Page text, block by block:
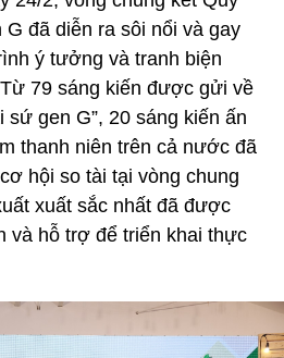
đã diễn ra sôi nổi và gay
ý tưởng và tranh biện
79 sáng kiến được gửi về
gen G”, 20 sáng kiến ấn
thanh niên trên cả nước đã
hội so tài tại vòng chung
xuất sắc nhất đã được
và hỗ trợ để triển khai thực